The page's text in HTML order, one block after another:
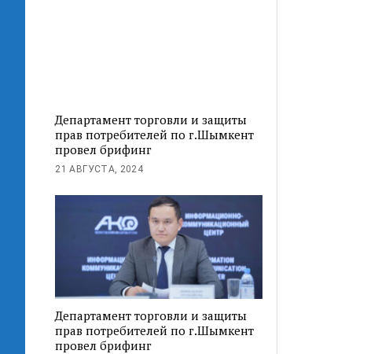
Департамент торговли и защиты
прав потребителей по г.Шымкент
провел брифинг
21 АВГУСТА, 2024
Департамент торговли и защиты
прав потребителей по г.Шымкент
провел брифинг